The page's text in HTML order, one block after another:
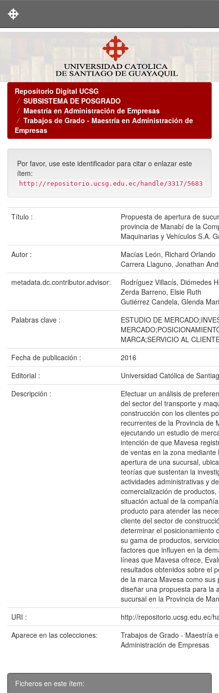
Repositorio Digital UCSG
SUBSISTEMA DE POSGRADO
Maestría en Administración de Empresas
Trabajos de Grado - Maestría en Administración de
Empresas
Por favor, use este identificador para citar o enlazar este
ítem:
http://repositorio.ucsg.edu.ec/handle/3317/5683
Título :
Propuesta de apertura de
provincia de Manabí de la
Maquinarias y Vehículos S.A.
Autor :
Macías León, Richard Orlando
Carrera Llaguno, Jonathan
metadata.dc.contributor.advisor:
Rodríguez Villacís, Diómedes
Zerda Barreno, Elsie Ruth
Gutiérrez Candela, Glenda
Palabras clave :
ESTUDIO DE
MARCA;SERVICIO AL
Fecha de publicación :
2016
Editorial :
Universidad Católica de
Descripción :
Efectuar un análisis de
del sector del transporte y
construcción con los clientes
recurrentes de la Provincia de
ejecutando un estudio de
intención de que Mavesa
de ventas en la zona mediante
apertura de una sucursal,
teorías que sustentan la
actividades administrativas y de
comercialización de
situación actual de la
producto para atender las
cliente del sector de
determinar el posicionamiento
su gama de productos,
factores que influyen en la
líneas que Mavesa ofrece,
resultados obtenidos sobre el
de la marca Mavesa como sus
diseñar una propuesta para la
sucursal en la Provincia de
URI :
http://repositorio.ucsg.edu.ec/
Aparece en las colecciones:
Trabajos de Grado - Maestría
Administración de Empresas
Ficheros en este ítem: